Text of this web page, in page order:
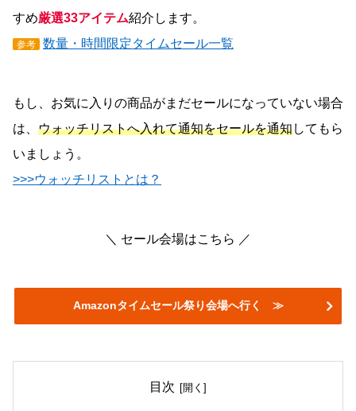
すめ厳選33アイテム紹介します。
参考 数量・時間限定タイムセール一覧
もし、お気に入りの商品がまだセールになっていない場合
は、 ウォッチリストへ入れて通知をセールを通知してもら
いましょう。
>>>ウォッチリストとは？
＼ セール会場はこちら ／
Amazonタイムセール祭り会場へ行く ≫
目次